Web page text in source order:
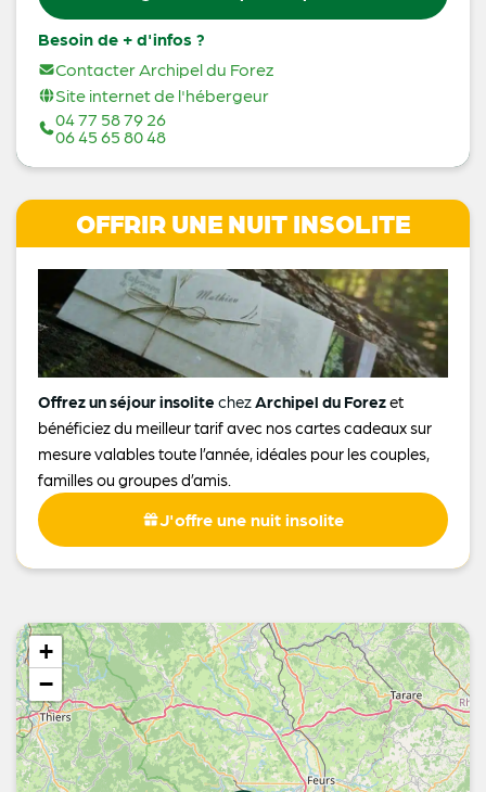
Besoin de + d'infos ?
Contacter Archipel du Forez
Site internet de l'hébergeur
04 77 58 79 26
06 45 65 80 48
OFFRIR UNE NUIT INSOLITE
Offrez un séjour insolite chezArchipel du Forezet
bénéficiez du meilleur tarif avec nos cartes cadeaux sur
mesure valables toute l’année, idéales pour les couples,
familles ou groupes d’amis.
J'offre une nuit insolite
+
−